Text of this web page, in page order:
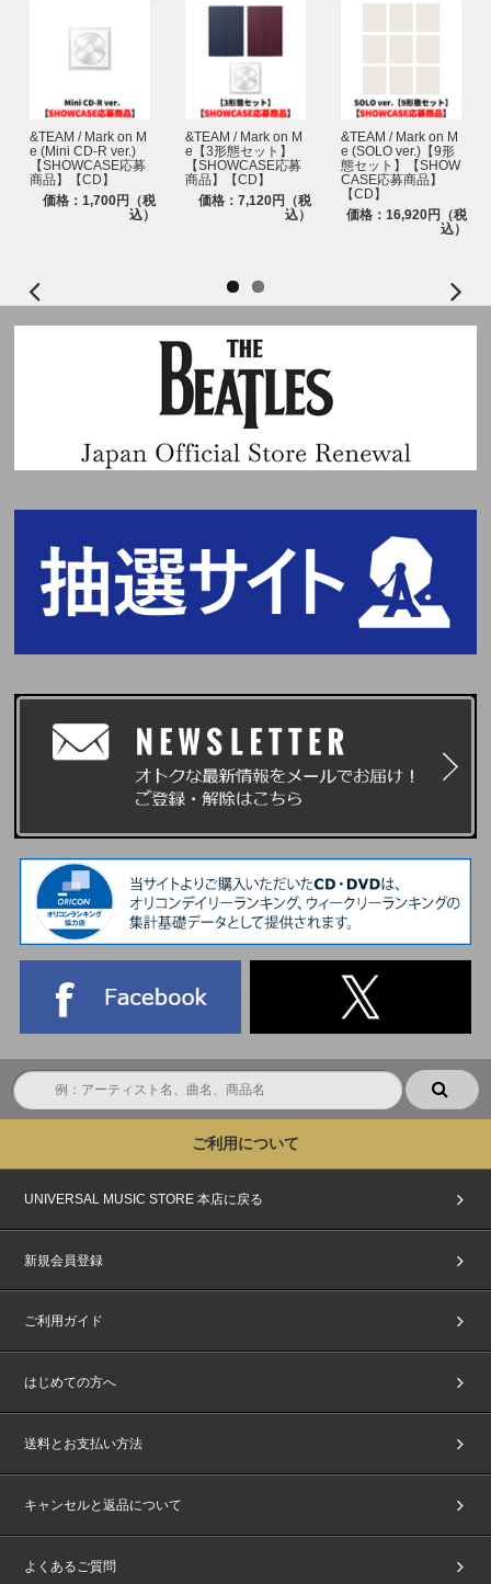
●プレゼント内容：メンバー全員サイン入り告知ポスター
※本イベントは、応募抽選方式です。上記スケジュールを必ずご確認くださ
※各回の締切間近などの時間帯によっては、応募画面に繋がりにくい場合が
ございます。余裕を持ってご応募ください。
※上記応募期間以外はご応募いただけません。あらかじめご了承ください。
※商品が届かない、受け取れない等の理由を含め、いかなる場合も上記応募
期間以外はご応募いただけません。あらかじめご了承ください。
※商品受取日と上記スケジュールを必ずご自身でご確認の上、ご購入・ご応
https://www.universal-music.co.jp/andteam/news/2025-10-24/
なお、英ローマ字の全角・半角はサイトの規則に応じてご入力ください。
※ご購入の際、イベントに参加を希望されるご本人様のお名前で必ずご入力
ください。なお、注文完了後、お名前の変更はできませんので、あらかじめ
ご了承ください。
※UNIVERSAL MUSIC STOREでご購入の方は注文時にご登録いただいてい
る「会員情報」がご本人様情報になります。ご注文者様情報とお届け先の情
※本イベントの抽選発表は、抽選システム「chord」を使用いたします。
対象ストアでのご予約、ご購入と同時に自動エントリーとなるため、chord
への会員登録(無料) およびchord上でのご応募作業は不要ですが、＜@cdefg
ah.net＞からのメールが受信できるように、ご利用端末の受信設定をしてお
【chordウェブサイト】
https://cdefgah.net/
chordエンコード(本イベント用当落結果ご確認ページ)にログインする際
は、ご購入時に対象ストアで登録された「メールアドレス」および「電話番
号(ハイフンなし)」の入力が必要です。
※エンコードへのアクセス用URLは当落メール上にてご案内いたします。
※chordはスマートフォン・タブレット・PCそれぞれからご利用いただけま
※chordエンコード(本イベント用当落結果ご確認ページ)へは当落発表日時
よりログイン可能になります。
※必ずお一人様につき、1つのメールアドレスをご使用ください。複数の方
※同様に必ずお一人様につき、1つのスマートフォン・タブレット(一部機種
を除く)をご使用ください。
※当選確率は、応募対象商品のご予約、ご購入順とは関係ございません。
※いかなる場合も、当落についてはお問い合わせいただいてもお答えいたし
かねます。あらかじめご了承ください。
ご購入いただいたお客様を対象に抽選を行い、chordよりメールにて「当
※chordエンコード(本イベント用当落結果ご確認ページ)からも、当選・落
選をご確認いただけます。
※当選メールは、イベント終了時まで大切に保管してください。
※当落メールの配信は目安時間になり、前後する可能性がございます。
■イベント当日に必要なもの
chordが発行する『パスコード(chord発行電子チケット)』を採用しておりま
す。
ご参加にあたり、『パスコード(chord発行電子チケット)』をご提示いただ
けるスマートフォン(タブレット含む)が必要となります。
※スマートフォン・タブレット(一部機種を除く)をお持ちでない方はイベン
集合時間・整理番号が記載されたパスコードは、＜イベント前日20:00頃目
安＞にてchordよりメールおよびパスコードページ上にてご案内を予定して
おります。
イベント当日は、当選者受付にてご本人確認を行います。
1、『パスコード(chord発行電子チケット)』
2、『公的機関が発行した顔写真付きの指定身分証明書』(写真・コピー・期
をご持参の上、各自記載された集合時間にお集まりください。
詳しくは、下記URLご本人確認詳細および注意事項にてご確認ください。
※上記2点をお持ちでない方は、いかなる理由があってもご参加いただけま
せん。あらかじめご了承ください。
※上記2点のお客様情報が一致されない際は、ご当選された方でも当日の当
選者受付でご参加をお断りしますのでご了承ください。
■イベントに関する注意事項
・本イベントは、ユニバーサルミュージック合同会社(UNIVERSAL MUSIC
Entertainment株式会社の間で、受付時に取得した情報(個人情報を含む)を相
互に使用させていただきます。あらかじめご了承ください。
に代わりご家族やご友人が来場された場合も、理由に関わらずご入場できま
します。また、偽造・複製等の不正は犯罪です。発覚した場合は、今後のイ
を負いかねます。
&TEAM / Mark on M
e (Mini CD-R ver.)
【SHOWCASE応募
商品】【CD】
価格：1,700円（税
込）
&TEAM / Mark on M
e【3形態セット】
【SHOWCASE応募
商品】【CD】
価格：7,120円（税
込）
&TEAM / Mark on M
e (SOLO ver.)【9形
態セット】【SHOW
CASE応募商品】
【CD】
価格：16,920円（税
込）
ご利用について
UNIVERSAL MUSIC STORE 本店に戻る
新規会員登録
ご利用ガイド
はじめての方へ
送料とお支払い方法
キャンセルと返品について
よくあるご質問